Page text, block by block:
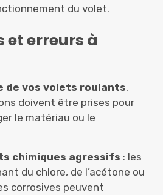
du volet.
et erreurs à
de vos volets roulants,
doivent être prises pour
le matériau ou le
chimiques agressifs : les
du chlore, de l’acétone ou
corrosives peuvent